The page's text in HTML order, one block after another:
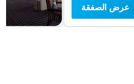
عرض الصفقة